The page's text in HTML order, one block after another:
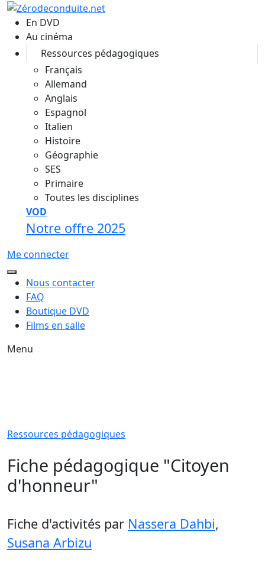
Aller au contenu principal
En DVD
Au cinéma
Ressources pédagogiques
Français
Allemand
Anglais
Espagnol
Italien
Histoire
Géographie
SES
Primaire
Toutes les disciplines
VOD
Notre offre 2025
Me connecter
Nous contacter
FAQ
Boutique DVD
Films en salle
Menu
Ressources pédagogiques
Fiche pédagogique "Citoyen
d'honneur"
Fiche d'activités par Nassera Dahbi,
Susana Arbizu